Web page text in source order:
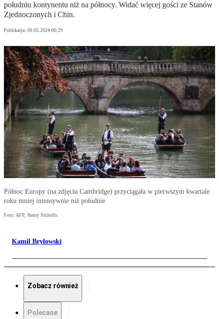
południu kontynentu niż na północy. Widać więcej gości ze Stanów
Zjednoczonych i Chin.
Publikacja: 09.05.2024 00:29
Północ Europy (na zdjęciu Cambridge) przyciągała w pierwszym kwartale
roku mniej intensywnie niż południe
Foto: AFP, Henry Nicholls
Kamil Bryłowski
Zobacz również
Polecane